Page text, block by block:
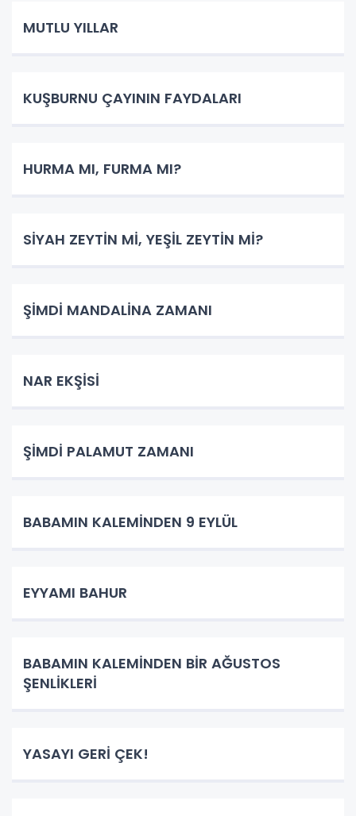
MUTLU YILLAR
KUŞBURNU ÇAYININ FAYDALARI
HURMA MI, FURMA MI?
SİYAH ZEYTİN Mİ, YEŞİL ZEYTİN Mİ?
ŞİMDİ MANDALİNA ZAMANI
NAR EKŞİSİ
ŞİMDİ PALAMUT ZAMANI
BABAMIN KALEMİNDEN 9 EYLÜL
EYYAMI BAHUR
BABAMIN KALEMİNDEN BİR AĞUSTOS
ŞENLİKLERİ
YASAYI GERİ ÇEK!